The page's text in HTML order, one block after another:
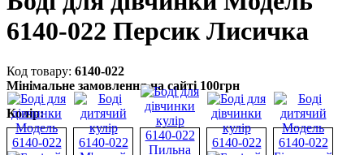
6140-022 Персик Лисичка
6140-022
Мінімальне замовлення на сайті 100грн
Колір: